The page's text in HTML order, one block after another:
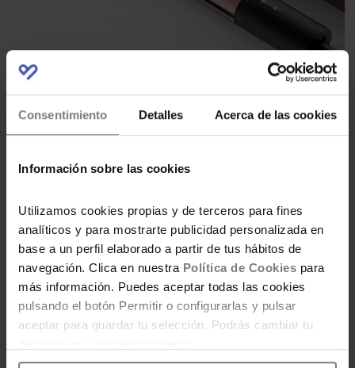
Consentimiento Detalles Acerca de las cookies
Información sobre las cookies
Utilizamos cookies propias y de terceros para fines
analíticos y para mostrarte publicidad personalizada en
base a un perfil elaborado a partir de tus hábitos de
navegación. Clica en nuestra Política de Cookies para
más información. Puedes aceptar todas las cookies
pulsando el botón Permitir o configurarlas y pulsar
aceptar para guardar tu selección. Podrás cambiar tu
3. ROWENTA OPTILISS SF3210
Optiliss SF3210que cuenta con más de 4.000
muy positivas. Hasta un 70% de los usuarios de
esta plancha le dan las 5 estrellas, puntuación
máxima.
Entre sus características están que las placas
cuentan con revestimiento cerámico, 10
temperaturas, la más alta alcanza hasta los
230 grados. Se calienta en sólo 30 segundos y